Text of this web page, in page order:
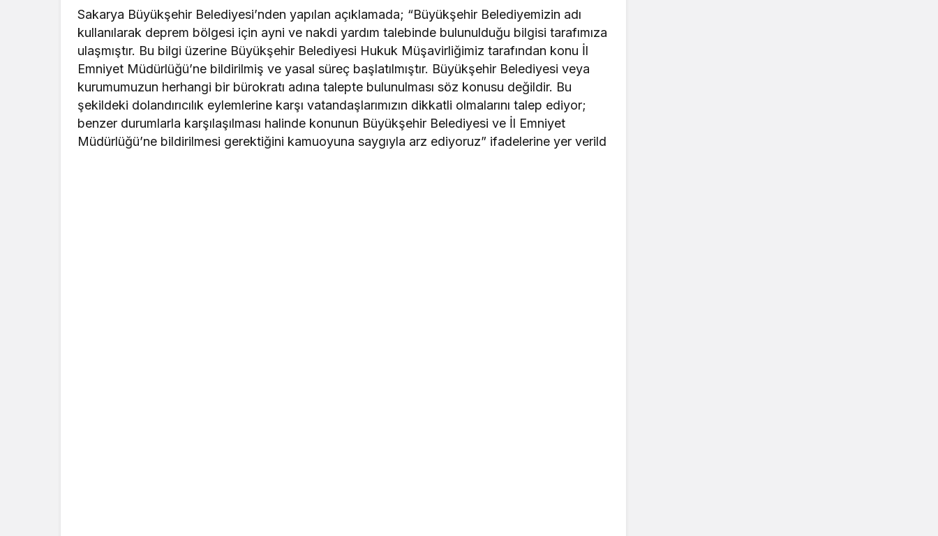
Sakarya Büyükşehir Belediyesi’nden yapılan açıklamada; “Büyükşehir Belediyemizin adı
kullanılarak deprem bölgesi için ayni ve nakdi yardım talebinde bulunulduğu bilgisi tarafımıza
ulaşmıştır. Bu bilgi üzerine Büyükşehir Belediyesi Hukuk Müşavirliğimiz tarafından konu İl
Emniyet Müdürlüğü’ne bildirilmiş ve yasal süreç başlatılmıştır. Büyükşehir Belediyesi veya
kurumumuzun herhangi bir bürokratı adına talepte bulunulması söz konusu değildir. Bu
şekildeki dolandırıcılık eylemlerine karşı vatandaşlarımızın dikkatli olmalarını talep ediyor;
benzer durumlarla karşılaşılması halinde konunun Büyükşehir Belediyesi ve İl Emniyet
Müdürlüğü’ne bildirilmesi gerektiğini kamuoyuna saygıyla arz ediyoruz” ifadelerine yer verild